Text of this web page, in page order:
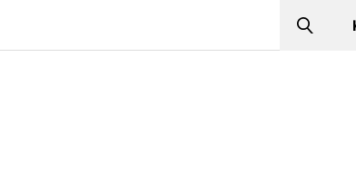
Search